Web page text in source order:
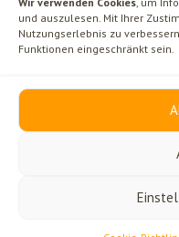
und auszulesen. Mit Ihrer
Nutzungserlebnis zu
Funktionen eingeschränkt sein.